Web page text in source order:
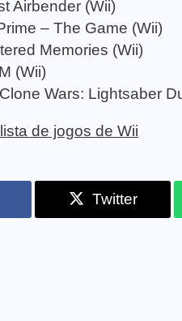
Airbender (Wii)
– The Game (Wii)
Memories (Wii)
(Wii)
Wars: Lightsaber
lista de jogos de Wii
Twitter